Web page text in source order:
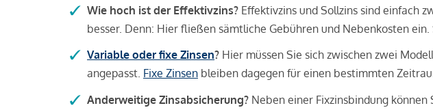
Wie hoch ist der Effektivzins? Effektivzins und Sollzins sind einfach
besser. Denn: Hier fließen sämtliche Gebühren und Nebenkosten
Variable oder fixe Zinsen? Hier müssen Sie sich zwischen zwei
angepasst. Fixe Zinsen bleiben dagegen für einen bestimmten
Anderweitige Zinsabsicherung? Neben einer Fixzinsbindung